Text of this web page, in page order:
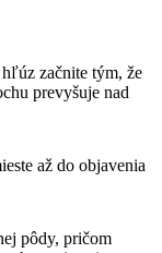
hľúz začnite tým, že
prevyšuje nad
až do objavenia
pôdy, pričom